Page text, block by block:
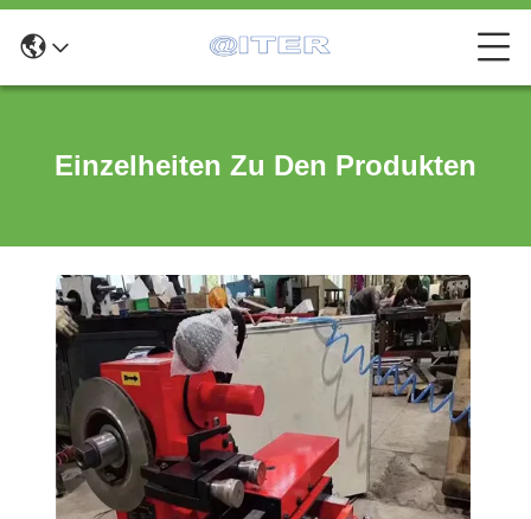
Einzelheiten Zu Den Produkten